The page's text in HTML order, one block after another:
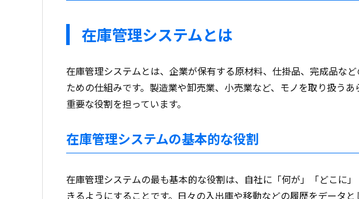
在庫管理システムとは
在庫管理システムとは、企業が保有する原材料、仕掛品、完成品な
ための仕組みです。製造業や卸売業、小売業など、モノを取り扱う
重要な役割を担っています。
在庫管理システムの基本的な役割
在庫管理システムの最も基本的な役割は、自社に「何が」「どこに
きるようにすることです。日々の入出庫や移動などの履歴をデータ